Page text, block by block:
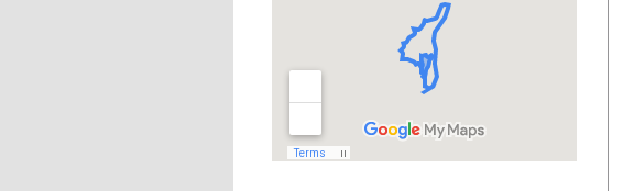
16 octobre 2018
«Chacun me propose un
autofinancement là, ce
qui vous vient !»
16 octobre 2018